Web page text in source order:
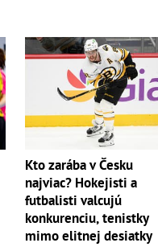
Kto zarába v Česku
najviac? Hokejisti a
futbalisti valcujú
konkurenciu, tenistky
mimo elitnej desiatky